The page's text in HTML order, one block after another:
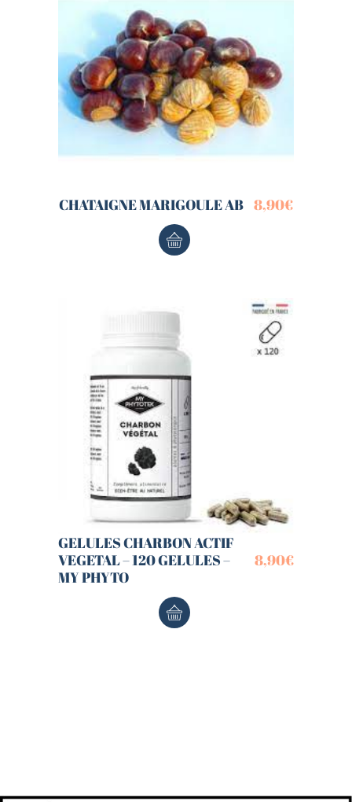
CHATAIGNE MARIGOULE AB 8,90€
GELULES CHARBON ACTIF
VEGETAL – 120 GELULES –
MY PHYTO
8,90€